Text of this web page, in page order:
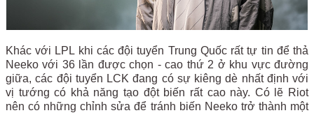
Khác với LPL khi các đội tuyển Trung Quốc rất tự tin để thả
Neeko với 36 lần được chọn - cao thứ 2 ở khu vực đường
giữa, các đội tuyển LCK đang có sự kiêng dè nhất định với
vị tướng có khả năng tạo đột biến rất cao này. Có lẽ Riot
nên có những chỉnh sửa để tránh biến Neeko trở thành một